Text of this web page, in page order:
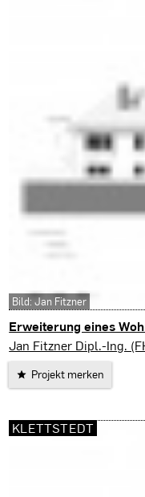
Erweiterung eines
Bad Tennstedt
Jan Fitzner Dipl.-Ing.
Projekt merken
Bild: Jan Fitzner
KLETTSTEDT